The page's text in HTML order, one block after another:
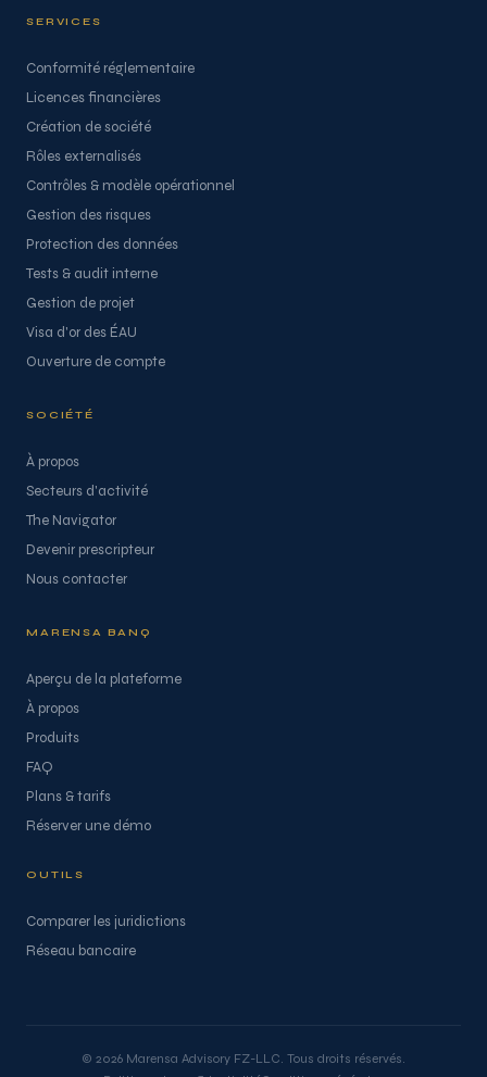
SERVICES
Conformité réglementaire
Licences financières
Création de société
Rôles externalisés
Contrôles & modèle opérationnel
Gestion des risques
Protection des données
Tests & audit interne
Gestion de projet
Visa d'or des ÉAU
Ouverture de compte
MARENSA BANQ
Aperçu de la plateforme
À propos
Produits
FAQ
Plans & tarifs
Réserver une démo
OUTILS
Comparer les juridictions
Réseau bancaire
SOCIÉTÉ
À propos
Secteurs d'activité
The Navigator
Devenir prescripteur
Nous contacter
© 2026 Marensa Advisory FZ-LLC. Tous droits réservés.